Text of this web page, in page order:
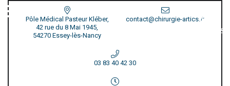
Pôle Médical Pasteur Kléber,
42 rue du 8 Mai 1945,
54270 Essey-lès-Nancy
contact@chirurgie-artics.fr
03 83 40 42 30